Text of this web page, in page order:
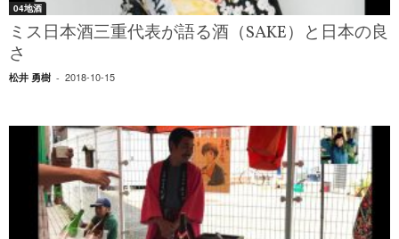
04地酒
ミス日本酒三重代表が語る酒（SAKE）と日本の良
さ
松井 勇樹 - 2018-10-15